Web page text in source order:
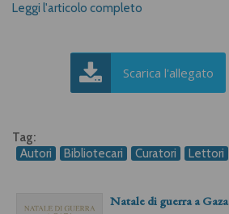
Leggi l'articolo completo
Scarica l'allegato
Tag:
Autori
Bibliotecari Curatori Lettori
Natale di guerra a Gaza